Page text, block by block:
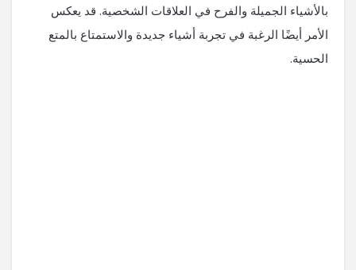
بالأشياء الجميلة والفرح في العلاقات الشخصية. قد يعكس
الأمر أيضًا الرغبة في تجربة أشياء جديدة والاستمتاع بالمتع
الحسية.